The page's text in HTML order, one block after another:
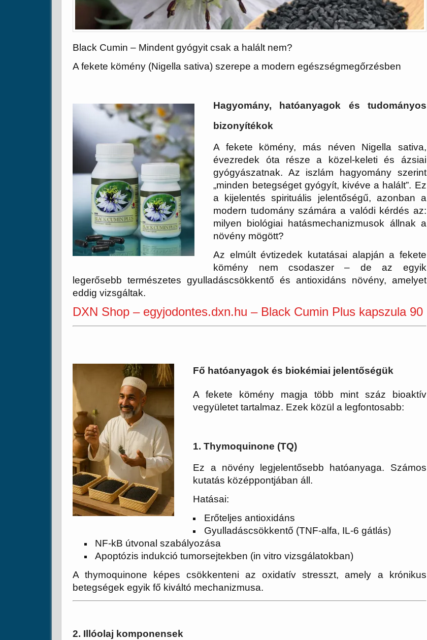
Black Cumin – Mindent gyógyit csak a halált nem?
A fekete kömény (Nigella sativa) szerepe a modern egészségmegőrzésben
Hagyomány, hatóanyagok és tudományos
bizonyítékok
A fekete kömény, más néven Nigella sativa,
évezredek óta része a közel-keleti és ázsiai
gyógyászatnak. Az iszlám hagyomány szerint
„minden betegséget gyógyít, kivéve a halált”. Ez
a kijelentés spirituális jelentőségű, azonban a
modern tudomány számára a valódi kérdés az:
milyen biológiai hatásmechanizmusok állnak a
növény mögött?
Az elmúlt évtizedek kutatásai alapján a fekete
kömény nem csodaszer – de az egyik
legerősebb természetes gyulladáscsökkentő és antioxidáns növény, amelyet
eddig vizsgáltak.
DXN Shop – egyjodontes.dxn.hu – Black Cumin Plus kapszula 90
Fő hatóanyagok és biokémiai jelentőségük
A fekete kömény magja több mint száz bioaktív
vegyületet tartalmaz. Ezek közül a legfontosabb:
1. Thymoquinone (TQ)
Ez a növény legjelentősebb hatóanyaga. Számos
kutatás középpontjában áll.
Hatásai:
Erőteljes antioxidáns
Gyulladáscsökkentő (TNF-alfa, IL-6 gátlás)
NF-kB útvonal szabályozása
Apoptózis indukció tumorsejtekben (in vitro vizsgálatokban)
A thymoquinone képes csökkenteni az oxidatív stresszt, amely a krónikus
betegségek egyik fő kiváltó mechanizmusa.
2. Illóolaj komponensek